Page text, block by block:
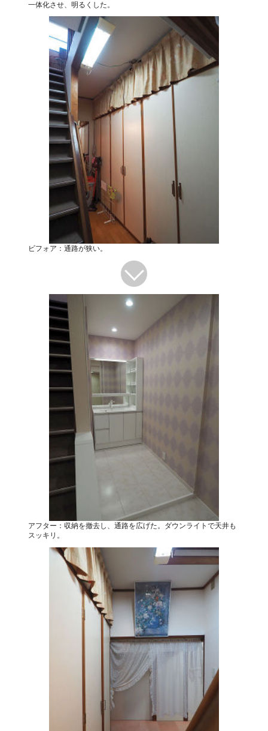
一体化させ、明るくした。
ビフォア：通路が狭い。
アフター：収納を撤去し、通路を広げた。ダウンライトで天井も
スッキリ。